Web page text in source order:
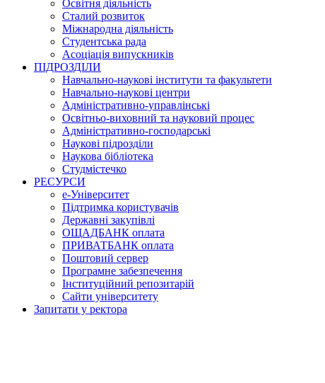
Освітня діяльність
Сталий розвиток
Міжнародна діяльність
Студентська рада
Асоціація випускників
ПІДРОЗДІЛИ
Навчально-наукові інститути та факультети
Навчально-наукові центри
Адміністративно-управлінські
Освітньо-виховний та науковий процес
Адміністративно-господарські
Наукові підрозділи
Наукова бібліотека
Студмістечко
РЕСУРСИ
е-Університет
Підтримка користувачів
Державні закупівлі
ОЩАДБАНК оплата
ПРИВАТБАНК оплата
Поштовий сервер
Програмне забезпечення
Інституційний репозитарій
Сайти університету
Запитати у ректора